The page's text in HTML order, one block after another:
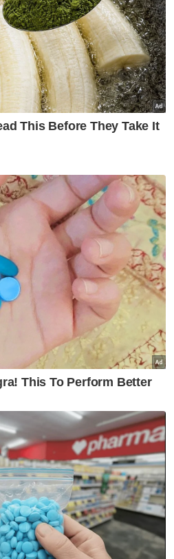
pihak kelab
daripada pemain
pada bulan Mei
bersama kelab.
tersebut masih
(Jun 2023 – November
lagi.
sebenarnya nilai
tersebut adalah
sahaja daripada
dituntut oleh Kelab.
betapa pemain
dan penting kepada
beliau bakal
kelab untuk